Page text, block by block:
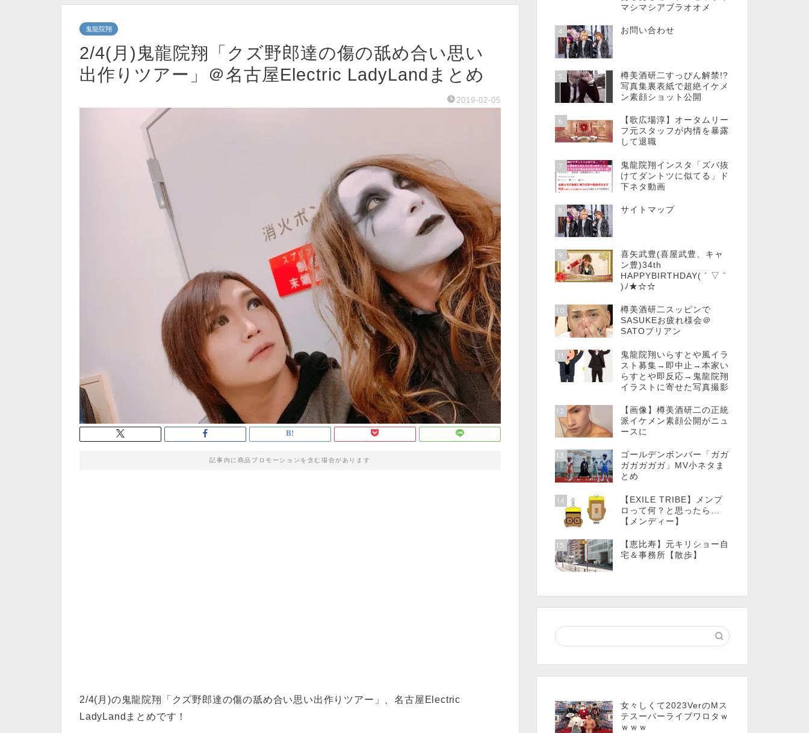
鬼龍院翔
2/4(月)鬼龍院翔「クズ野郎達の傷の舐め合い思い
出作りツアー」＠名古屋Electric LadyLandまとめ
2019-02-05
記事内に商品プロモーションを含む場合があります
2/4(月)の鬼龍院翔「クズ野郎達の傷の舐め合い思い出作りツアー」、名古屋Electric
LadyLandまとめです！
マシマシアブラオオメ
4 お問い合わせ
5
樽美酒研二すっぴん解禁!?
写真集裏表紙で超絶イケメ
ン素顔ショット公開
6
【歌広場淳】オータムリー
フ元スタッフが内情を暴露
して退職
7
鬼龍院翔インスタ「ズバ抜
けてダントツに似てる」ド
下ネタ動画
8 サイトマップ
9
喜矢武豊(喜屋武豊、キャ
ン豊)34th
HAPPYBIRTHDAY( ´ ▽ `
)ﾉ★☆☆
10
樽美酒研二スッピンで
SASUKEお疲れ様会＠
SATOブリアン
11
鬼龍院翔いらすとや風イラ
スト募集→即中止→本家い
らすとや即反応→鬼龍院翔
イラストに寄せた写真撮影
12
【画像】樽美酒研二の正統
派イケメン素顔公開がニュ
ースに
13
ゴールデンボンバー「ガガ
ガガガガガ」MV小ネタま
とめ
14
【EXILE TRIBE】メンプ
ロって何？と思ったら…
【メンディー】
15
【恵比寿】元キリショー自
宅＆事務所【散歩】
女々しくて2023VerのMス
テスーパーライブワロタｗ
ｗｗｗ